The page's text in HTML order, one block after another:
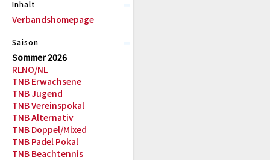
Inhalt
Verbandshomepage
Saison
Sommer 2026
RLNO/NL
TNB Erwachsene
TNB Jugend
TNB Vereinspokal
TNB Alternativ
TNB Doppel/Mixed
TNB Padel Pokal
TNB Beachtennis